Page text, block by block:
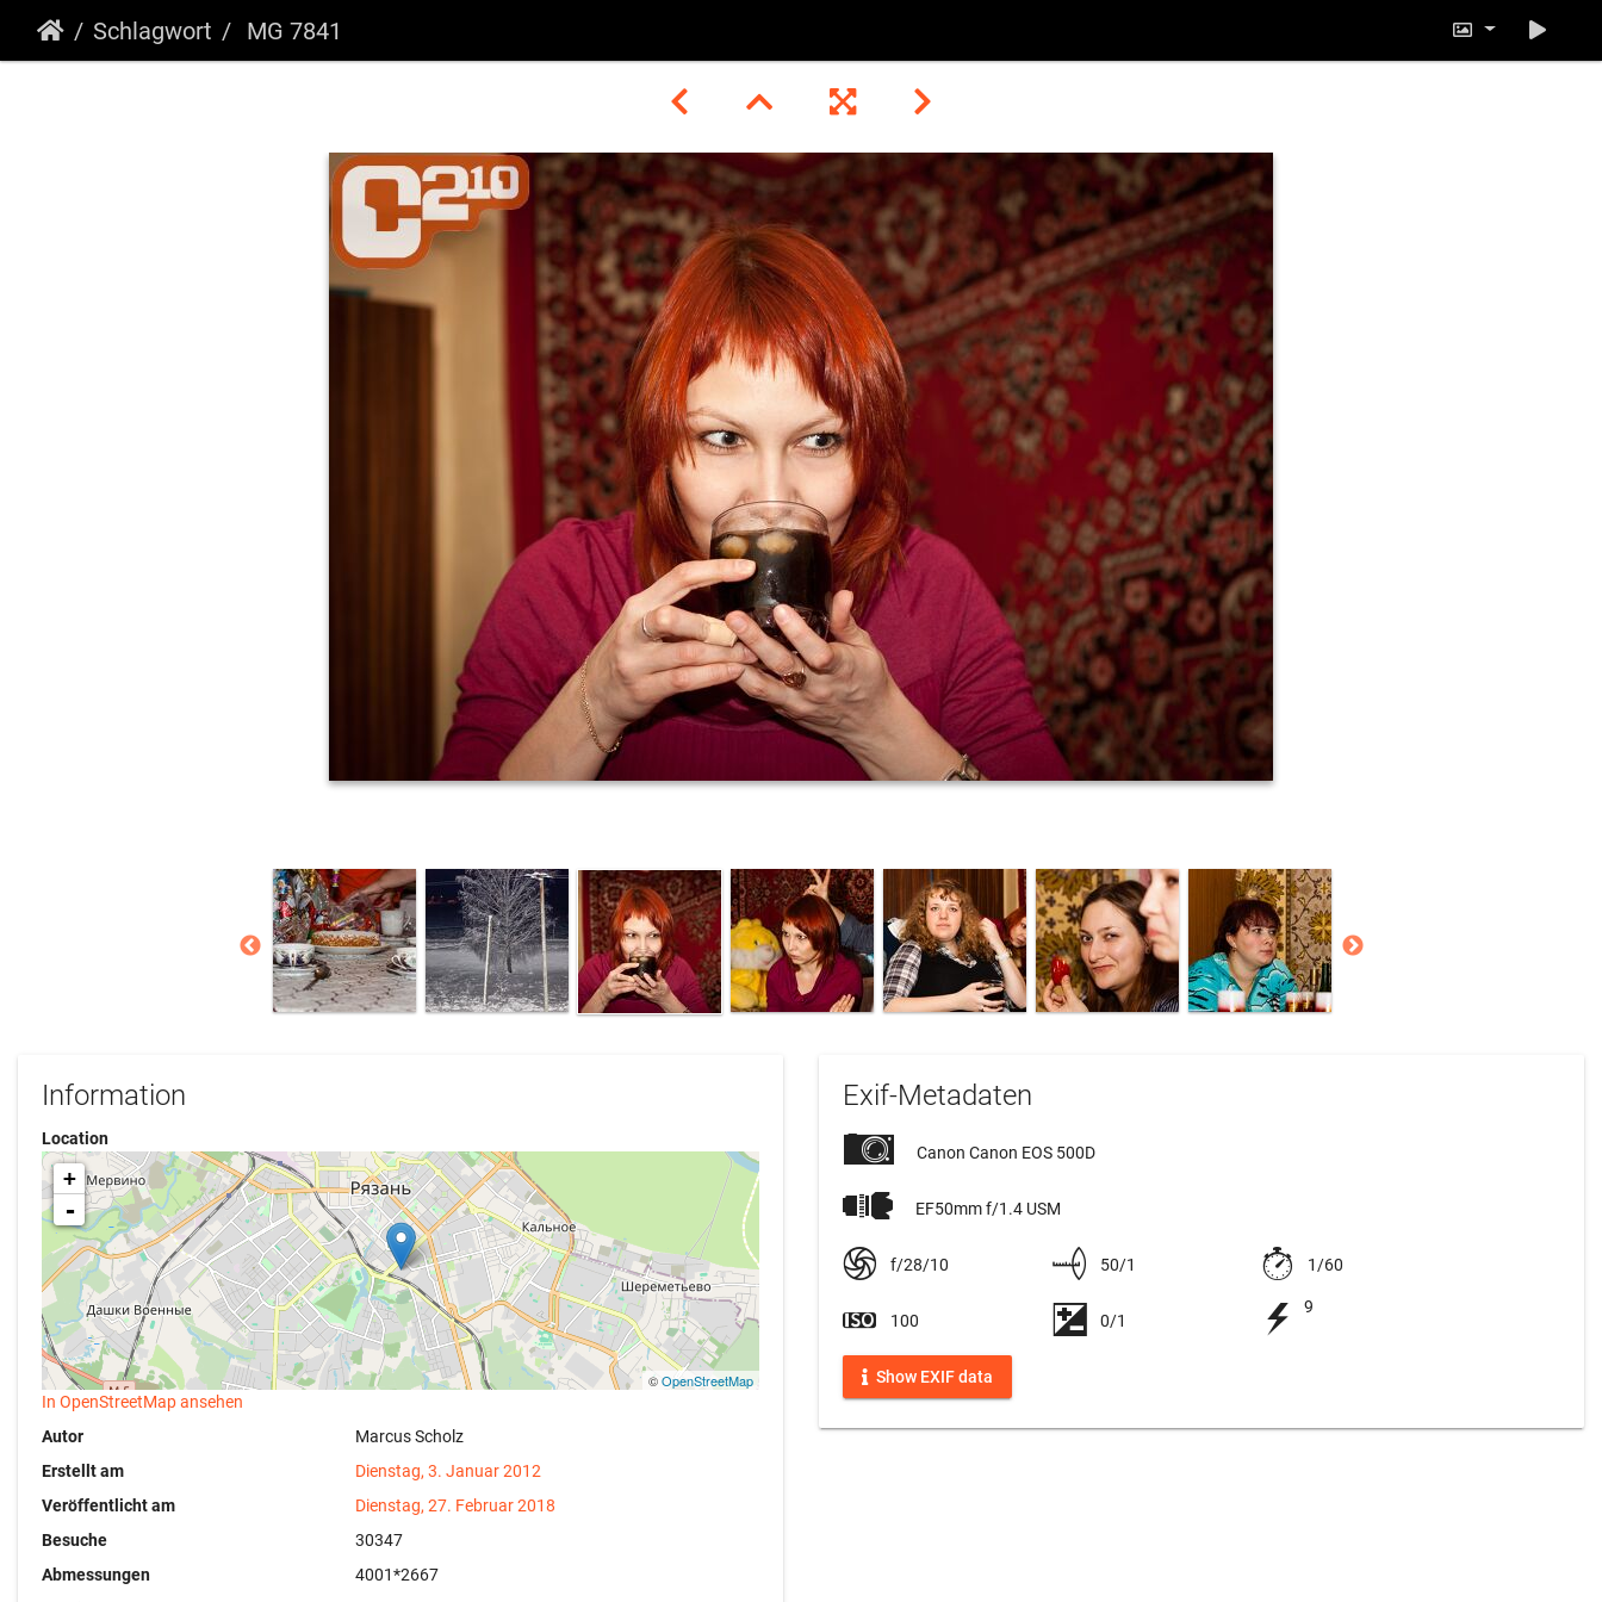
Schlagwort MG 7841
Information
Location
+
-
©OpenStreetMap
In OpenStreetMap ansehen
Autor
Marcus Scholz
Erstellt am
Dienstag, 3. Januar 2012
Veröffentlicht am
Dienstag, 27. Februar 2018
Besuche
30347
Abmessungen
4001*2667
Exif-Metadaten
Canon Canon EOS 500D
EF50mm f/1.4 USM
f/28/10 50/1 1/60
100 0/1
9
Show EXIF data